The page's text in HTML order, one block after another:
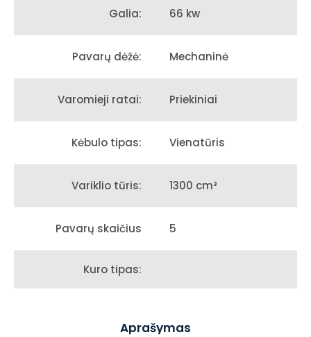
Galia: 66 kw
Pavarų dėžė: Mechaninė
Varomieji ratai: Priekiniai
Kėbulo tipas: Vienatūris
Variklio tūris: 1300 cm³
Pavarų skaičius 5
Kuro tipas:
Aprašymas